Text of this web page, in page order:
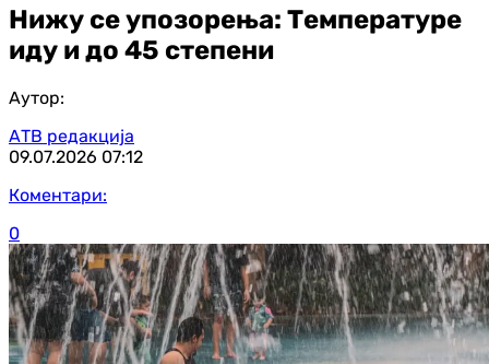
Нижу се упозорења: Температуре
иду и до 45 степени
Аутор:
АТВ редакција
09.07.2026 07:12
Коментари:
0